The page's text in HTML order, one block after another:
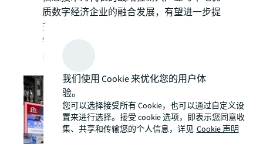
质数字经济企业的融合发展，有望进一步提
升上述产业的产品附加值，并以此带动产业
链上下游企业转型升级，实现本地工业发展
由‘量变’转向‘质变’。”
我们使用 Cookie 来优化您的用户体
验。
您可以选择接受所有 Cookie，也可以通过自定义设
置来进行选择。接受 cookie 选项，即表示您同意收
集、共享和传输您的个人信息，详见 Cookie 声明